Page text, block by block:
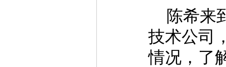
陈希来
技术公司
情况，了